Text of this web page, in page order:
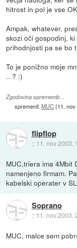
hitrost in pol je vse
Ampak, whatever,
skozi oči gospodinj,
prihodnjosti pa se bo
To je ponižno moje
.. ? :)
Zgodovina sprememb…
spremenil:MUC(11.
flipflop
:: 11. nov 2003,
MUC,triera ima 4Mbit
namenjeno firmam.
kabelski operater v
Soprano
:: 11. nov 2003,
MUC, malce sem